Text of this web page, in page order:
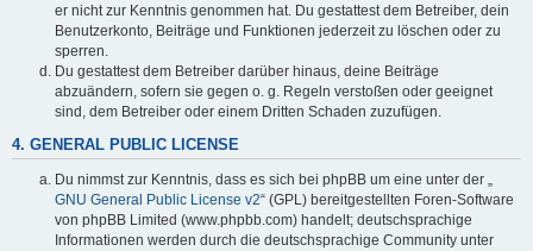
er nicht zur Kenntnis genommen hat. Du gestattest dem Betreiber, dein
Benutzerkonto, Beiträge und Funktionen jederzeit zu löschen oder zu
sperren.
Du gestattest dem Betreiber darüber hinaus, deine Beiträge
abzuändern, sofern sie gegen o. g. Regeln verstoßen oder geeignet
sind, dem Betreiber oder einem Dritten Schaden zuzufügen.
4. GENERAL PUBLIC LICENSE
Du nimmst zur Kenntnis, dass es sich bei phpBB um eine unter der „
GNU General Public License v2“ (GPL) bereitgestellten Foren-Software
von phpBB Limited (www.phpbb.com) handelt; deutschsprachige
Informationen werden durch die deutschsprachige Community unter